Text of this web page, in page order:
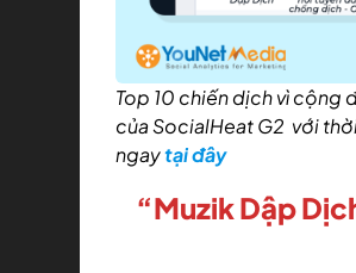
Top 10 chiến dịch vì cộng
của SocialHeat G2 với
ngaytại đây
“Muzik Dập